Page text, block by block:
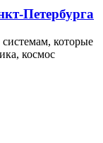
Петербурга
которые
космос